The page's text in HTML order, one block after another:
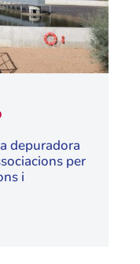
depuradora
per
i